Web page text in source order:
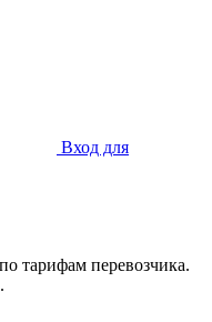
Вход для
тарифам перевозчика.